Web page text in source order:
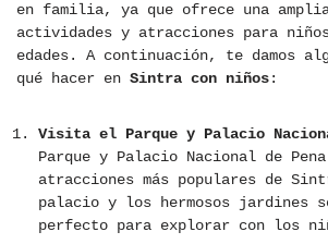
en familia, ya que ofrece una
actividades y atracciones para
edades. A continuación, te damos
qué hacer en Sintra con niños:
Visita el Parque y Palacio
Parque y Palacio Nacional de
atracciones más populares de
palacio y los hermosos jardines
perfecto para explorar con los